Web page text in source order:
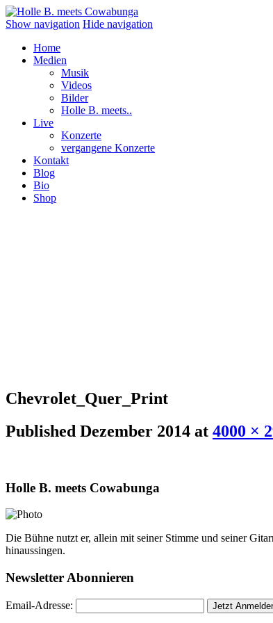
Show navigation Hide navigation
Home
Medien
Musik
Videos
Bilder
Holle B. meets..
Live
Konzerte
vergangene Konzerte
Kontakt
Blog
Bio
Shop
Chevrolet_Quer_Print
Published Dezember 2014 at 4000 ×
Holle B. meets Cowabunga
Die Bühne nutzt er, allein mit seiner Stimme und seiner
hinaussingen.
Newsletter Abonnieren
Email-Adresse: